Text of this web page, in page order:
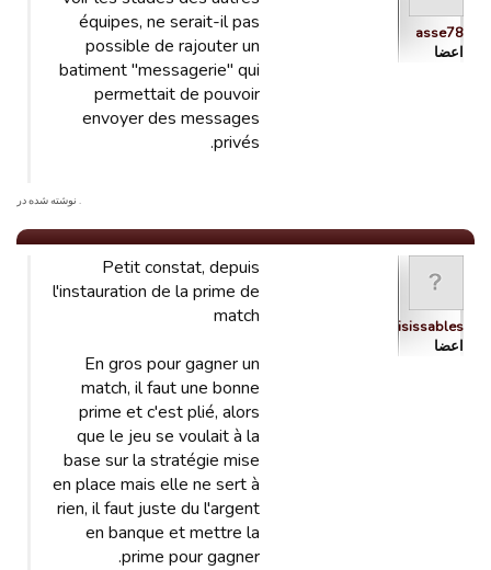
asse78
اعضا
équipes, ne serait-il pas
possible de rajouter un
batiment "messagerie" qui
permettait de pouvoir
envoyer des messages
privés.
. نوشته شده در
insaisissables
اعضا
Petit constat, depuis
l'instauration de la prime de
match
En gros pour gagner un
match, il faut une bonne
prime et c'est plié, alors
que le jeu se voulait à la
base sur la stratégie mise
en place mais elle ne sert à
rien, il faut juste du l'argent
en banque et mettre la
prime pour gagner.